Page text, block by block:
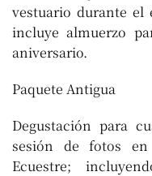
vestuario durante el
incluye almuerzo
aniversario.
Paquete Antigua
Degustación para
sesión de fotos
Ecuestre;